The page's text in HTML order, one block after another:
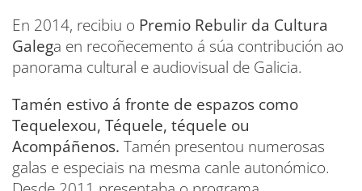
En 2014, recibiu o Premio Rebulir da Cultura
Galega en recoñecemento á súa contribución ao
panorama cultural e audiovisual de Galicia.
Tamén estivo á fronte de espazos como
Tequelexou, Téquele, téquele ou
Acompáñenos. Tamén presentou numerosas
galas e especiais na mesma canle autonómico.